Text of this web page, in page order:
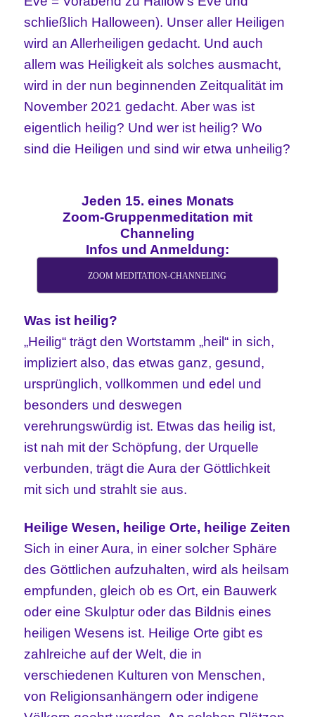
schließlich Halloween). Unser aller Heiligen
wird an Allerheiligen gedacht. Und auch
allem was Heiligkeit als solches ausmacht,
wird in der nun beginnenden Zeitqualität im
November 2021 gedacht. Aber was ist
eigentlich heilig? Und wer ist heilig? Wo
sind die Heiligen und sind wir etwa unheilig?
Jeden 15. eines Monats
Zoom-Gruppenmeditation mit
Channeling
Infos und Anmeldung:
ZOOM MEDITATION-CHANNELING
Was ist heilig?
„Heilig“ trägt den Wortstamm „heil“ in sich,
impliziert also, das etwas ganz, gesund,
ursprünglich, vollkommen und edel und
besonders und deswegen
verehrungswürdig ist. Etwas das heilig ist,
ist nah mit der Schöpfung, der Urquelle
verbunden, trägt die Aura der Göttlichkeit
mit sich und strahlt sie aus.
Heilige Wesen, heilige Orte, heilige Zeiten
Sich in einer Aura, in einer solcher Sphäre
des Göttlichen aufzuhalten, wird als heilsam
empfunden, gleich ob es Ort, ein Bauwerk
oder eine Skulptur oder das Bildnis eines
heiligen Wesens ist. Heilige Orte gibt es
zahlreiche auf der Welt, die in
verschiedenen Kulturen von Menschen,
von Religionsanhängern oder indigene